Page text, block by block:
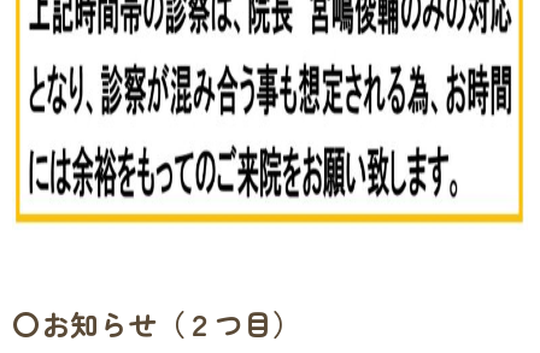
〇お知らせ（２つ目）